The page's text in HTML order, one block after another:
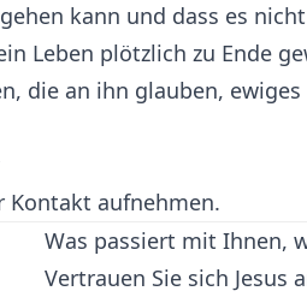
kann und dass es
Leben plötzlich zu Ende
die an ihn glauben,
Kontakt aufnehmen.
Was passiert mit Ihnen,
Vertrauen Sie sich Jesus